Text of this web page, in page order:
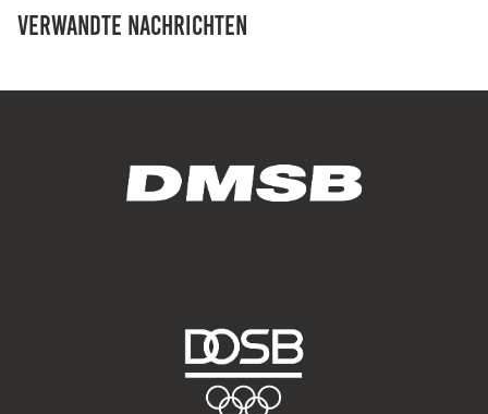
Verwandte Nachrichten
Marketing
sie die Aktivitäten der Besucher über verschiedene
Google Ads
Wir nutzen Marketing-Cookies, um den Erfolg unserer